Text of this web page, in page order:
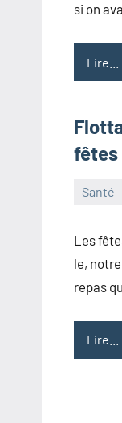
si on
Lire...
fêtes
Santé
Les
le,
repas
Lire...